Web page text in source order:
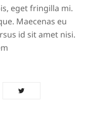
eget fringilla mi.
Maecenas eu
id sit amet nisi.